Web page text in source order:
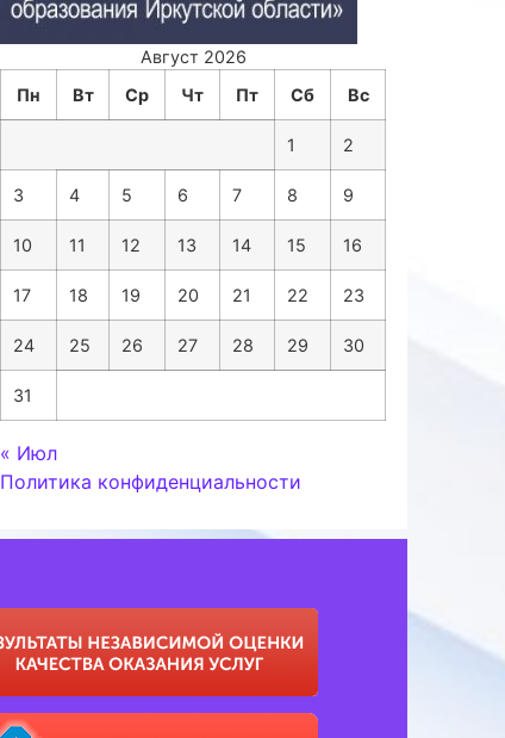
Август 2026
Пн
Вт Ср Чт Пт Сб Вс
1 2
3 4 5 6 7 8 9
10 11 12 13 14 15 16
17 18 19 20 21 22 23
24 25 26 27 28 29 30
31
« Июл
Политика конфиденциальности